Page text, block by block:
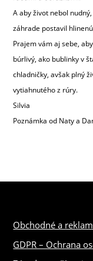
A aby život nebol
záhrade postavil
Prajem vám aj sebe,
búrlivý, ako bublinky v
chladničky, avšak plný
vytiahnutého z rúry.
Silvia
Poznámka od Naty a
Obchodné a
GDPR – Ochrana